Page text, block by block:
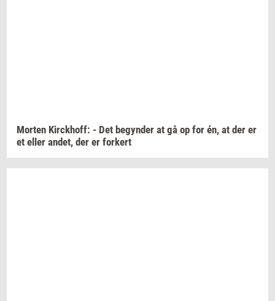
Mor­ten Kirck­hoff: - Det be­gyn­der at gå op for én, at der er
et eller andet, der er for­kert